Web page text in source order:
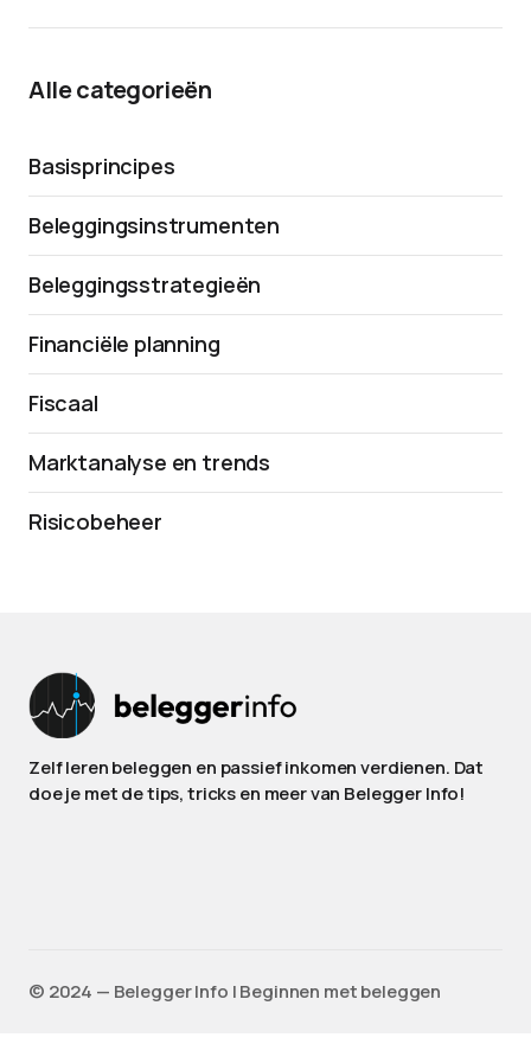
Alle categorieën
Basisprincipes
Beleggingsinstrumenten
Beleggingsstrategieën
Financiële planning
Fiscaal
Marktanalyse en trends
Risicobeheer
Zelf leren beleggen en passief inkomen verdienen. Dat
doe je met de tips, tricks en meer van Belegger Info!
©️ 2024 — Belegger Info | Beginnen met beleggen